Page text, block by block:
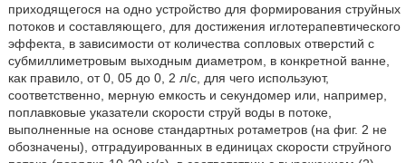
приходящегося на одно устройство для формирования струйных
потоков и составляющего, для достижения иглотерапевтического
эффекта, в зависимости от количества сопловых отверстий с
субмиллиметровым выходным диаметром, в конкретной ванне,
как правило, от 0, 05 до 0, 2 л/с, для чего используют,
соответственно, мерную емкость и секундомер или, например,
поплавковые указатели скорости струй воды в потоке,
выполненные на основе стандартных ротаметров (на фиг. 2 не
обозначены), отградуированных в единицах скорости струйного